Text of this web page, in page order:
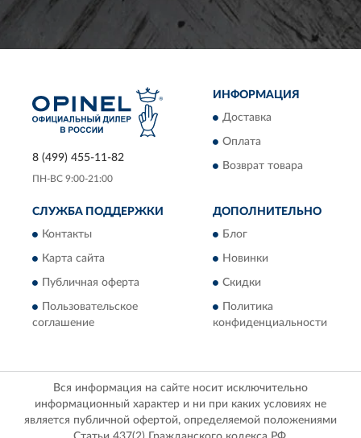
8 (499) 455-11-82
ПН-ВС 9:00-21:00
ИНФОРМАЦИЯ
Доставка
Оплата
Возврат товара
СЛУЖБА ПОДДЕРЖКИ
Контакты
Карта сайта
Публичная оферта
Пользовательское
соглашение
ДОПОЛНИТЕЛЬНО
Блог
Новинки
Скидки
Политика
конфиденциальности
Вся информация на сайте носит исключительно
информационный характер и ни при каких условиях не
является публичной офертой, определяемой положениями